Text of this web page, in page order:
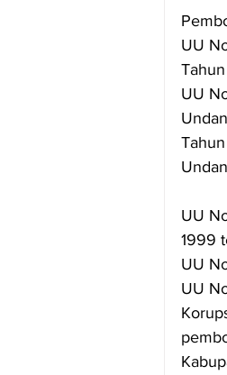
UU
UU
UU
1999
UU
UU